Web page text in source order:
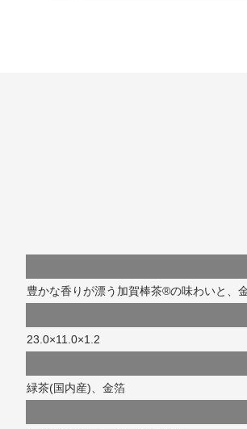
豊かな香りが漂う加賀棒茶®の味わいと、
23.0×11.0×1.2
緑茶(国内産)、金箔